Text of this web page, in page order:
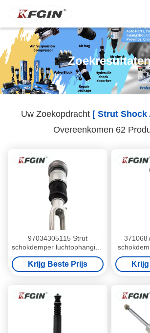
Uw Zoekopdracht [ Strut Shock
Overeenkomen 62
97034305115 Strut
schokdemper luchtophanging
Porsche Panamera
schokdemper
Krijg Beste Prijs
GT G32